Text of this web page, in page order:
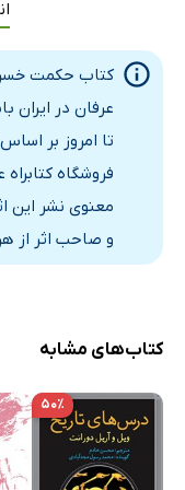
آتش در اوستای نو،
نماد آتش و نور -
انوار اسپهبدیه
فر یَا خْوَرِنَه، انواع فَر
فرکیانی / کیان خره
کیان خره در حوزه‌ی
موضوع ثنویت و جهان
القضات
ثنویت از دیدگاه
تحلیلی از جهان
کتاب حکمت
عرفان در ایران
تا امروز بر
فروشگاه
معنوی نشر این
و صاحب اثر از
کتاب‌های مشابه
۵۰٪